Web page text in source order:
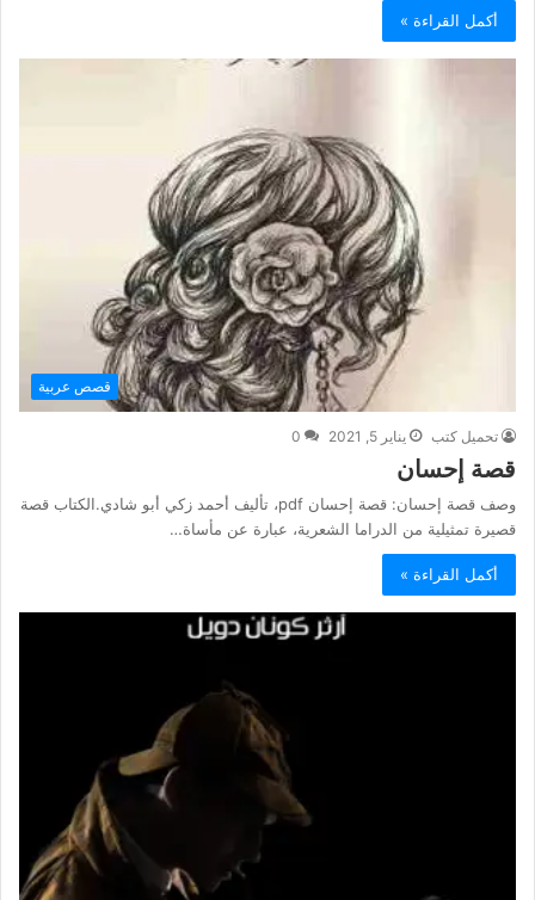
أكمل القراءة »
قصص عربية
تحميل كتب يناير 5, 2021 0
قصة إحسان
وصف قصة إحسان: قصة إحسان pdf، تأليف أحمد زكي أبو شادي.الكتاب قصة
قصيرة تمثيلية من الدراما الشعرية، عبارة عن مأساة…
أكمل القراءة »